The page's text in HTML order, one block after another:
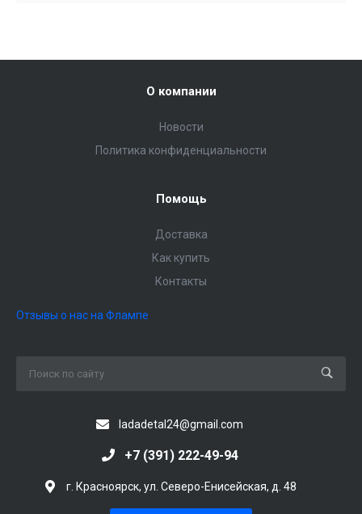
О компании
Новости
Политика конфиденциальности
Помощь
Доставка
Как купить
Контакты
Отзывы о нас на Флампе
ladadetal24@gmail.com
+7 (391) 222-49-94
г. Красноярск, ул. Северо-Енисейская, д. 48